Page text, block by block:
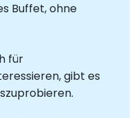
Buffet, ohne
für
gibt es